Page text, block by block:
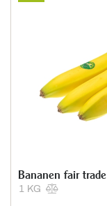
1 KG
Bananen fair trade